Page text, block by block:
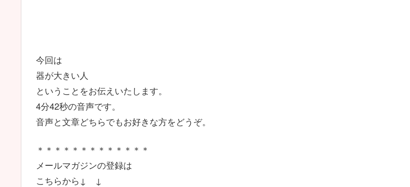
今回は
器が大きい人
ということをお伝えいたします。
4分42秒の音声です。
音声と文章どちらでもお好きな方をどうぞ。
＊＊＊＊＊＊＊＊＊＊＊＊＊
メールマガジンの登録は
こちらから↓ ↓